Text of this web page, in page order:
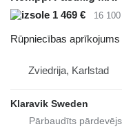
1 469 €
16
Rūpniecības
Zviedrija, Karlstad
Klaravik Sweden